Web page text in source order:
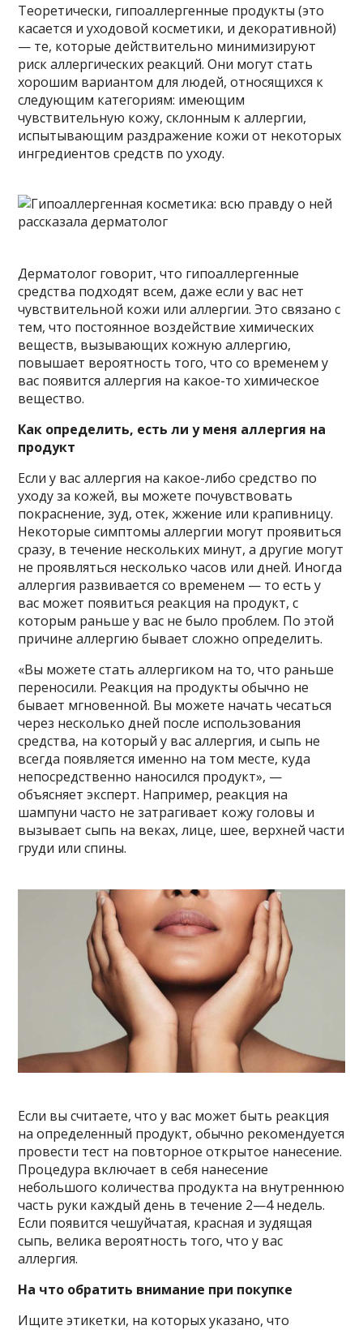
Теоретически, гипоаллергенные продукты (это
касается и уходовой косметики, и декоративной)
— те, которые действительно минимизируют
риск аллергических реакций. Они могут стать
хорошим вариантом для людей, относящихся к
следующим категориям: имеющим
чувствительную кожу, склонным к аллергии,
испытывающим раздражение кожи от некоторых
ингредиентов средств по уходу.
Дерматолог говорит, что гипоаллергенные
средства подходят всем, даже если у вас нет
чувствительной кожи или аллергии. Это связано с
тем, что постоянное воздействие химических
веществ, вызывающих кожную аллергию,
повышает вероятность того, что со временем у
вас появится аллергия на какое-то химическое
вещество.
Как определить, есть ли у меня аллергия на
продукт
Если у вас аллергия на какое-либо средство по
уходу за кожей, вы можете почувствовать
покраснение, зуд, отек, жжение или крапивницу.
Некоторые симптомы аллергии могут проявиться
сразу, в течение нескольких минут, а другие могут
не проявляться несколько часов или дней. Иногда
аллергия развивается со временем — то есть у
вас может появиться реакция на продукт, с
которым раньше у вас не было проблем. По этой
причине аллергию бывает сложно определить.
«Вы можете стать аллергиком на то, что раньше
переносили. Реакция на продукты обычно не
бывает мгновенной. Вы можете начать чесаться
через несколько дней после использования
средства, на который у вас аллергия, и сыпь не
всегда появляется именно на том месте, куда
непосредственно наносился продукт», —
объясняет эксперт. Например, реакция на
шампуни часто не затрагивает кожу головы и
вызывает сыпь на веках, лице, шее, верхней части
груди или спины.
Если вы считаете, что у вас может быть реакция
на определенный продукт, обычно рекомендуется
провести тест на повторное открытое нанесение.
Процедура включает в себя нанесение
небольшого количества продукта на внутреннюю
часть руки каждый день в течение 2—4 недель.
Если появится чешуйчатая, красная и зудящая
сыпь, велика вероятность того, что у вас
аллергия.
На что обратить внимание при покупке
Ищите этикетки, на которых указано, что